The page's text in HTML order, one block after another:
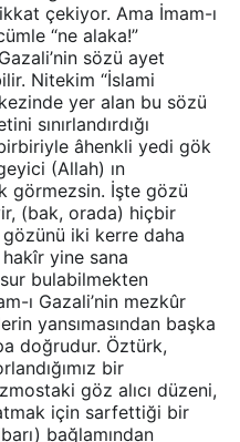
çekiyor. Ama İmam-ı
“ne alaka!”
sözü ayet
Nitekim “İslami
yer alan bu sözü
sınırlandırdığı
âhenkli yedi gök
(Allah) ın
görmezsin. İşte gözü
(bak, orada) hiçbir
iki kerre daha
yine sana
bulabilmekten
ı Gazali’nin mezkûr
yansımasından başka
doğrudur. Öztürk,
bir
göz alıcı düzeni,
için sarfettiği bir
bağlamından